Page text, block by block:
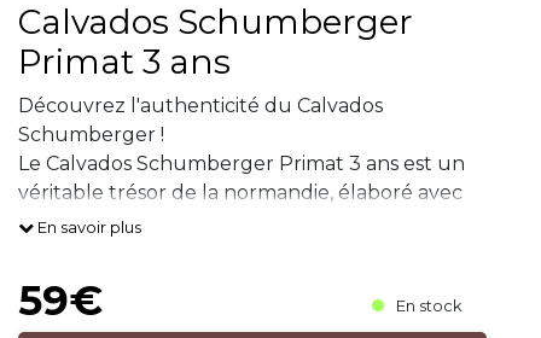
Calvados Schumberger
Primat 3 ans
Découvrez l'authenticité du Calvados
Schumberger !
Le Calvados Schumberger Primat 3 ans est un
véritable trésor de la normandie, élaboré avec
soin à partir des meilleures pommes à cidre.
En savoir plus
59€ En stock